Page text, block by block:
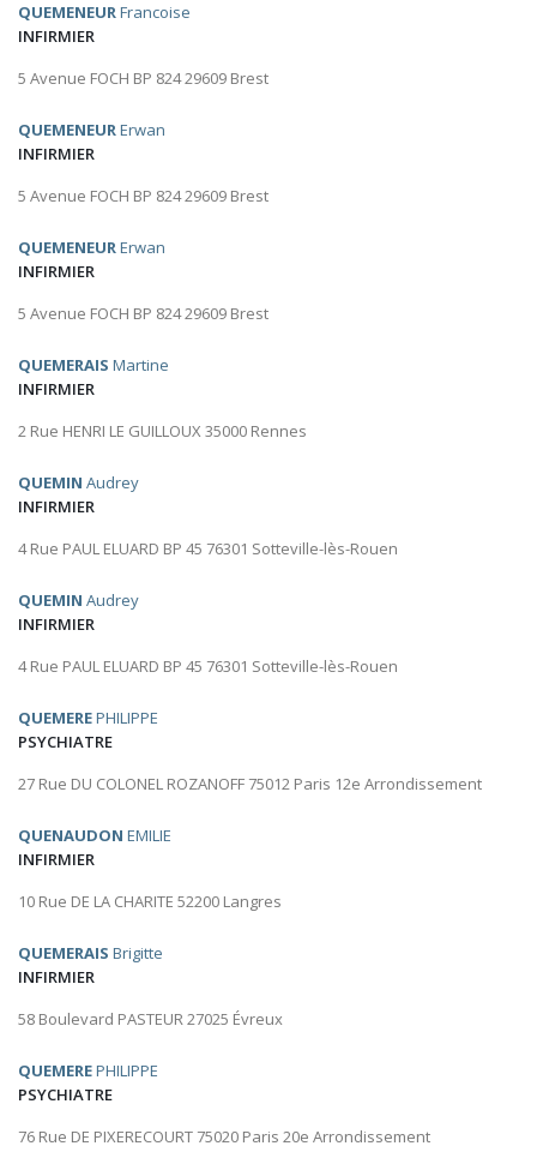
QUEMENEURFrancoise
INFIRMIER
5 Avenue FOCH BP 824 29609 Brest
QUEMENEURErwan
INFIRMIER
5 Avenue FOCH BP 824 29609 Brest
QUEMENEURErwan
INFIRMIER
5 Avenue FOCH BP 824 29609 Brest
QUEMERAIS Martine
INFIRMIER
2 Rue HENRI LE GUILLOUX 35000 Rennes
QUEMIN Audrey
INFIRMIER
4 Rue PAUL ELUARD BP 45 76301 Sotteville-lès-Rouen
QUEMIN Audrey
INFIRMIER
4 Rue PAUL ELUARD BP 45 76301 Sotteville-lès-Rouen
QUEMEREPHILIPPE
PSYCHIATRE
27 Rue DU COLONEL ROZANOFF 75012 Paris 12e Arrondissement
QUENAUDON EMILIE
INFIRMIER
10 Rue DE LA CHARITE 52200 Langres
QUEMERAIS Brigitte
INFIRMIER
58 Boulevard PASTEUR 27025 Évreux
QUEMEREPHILIPPE
PSYCHIATRE
76 Rue DE PIXERECOURT 75020 Paris 20e Arrondissement